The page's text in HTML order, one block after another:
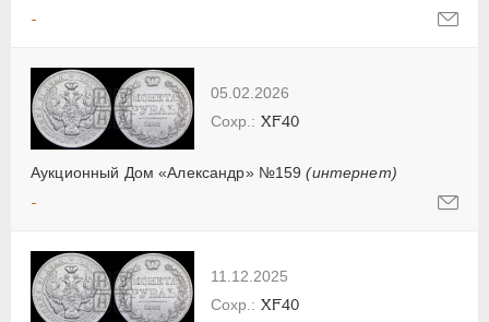
-
05.02.2026
Аукционный Дом «Александр» №159(интернет)
XF40
-
11.12.2025
XF40